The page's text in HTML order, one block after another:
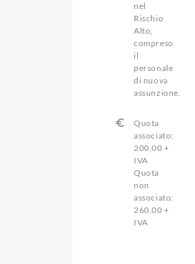
nel
Rischio
Alto,
compreso
il
personale
di nuova
assunzione.
Quota
associato:
200,00 +
IVA
Quota
non
associato:
260,00 +
IVA